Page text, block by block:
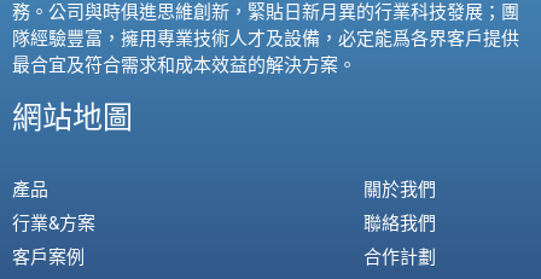
務。公司與時俱進思維創新，緊貼日新月異的行業科技發展；團
隊經驗豐富，擁用專業技術人才及設備，必定能爲各界客戶提供
最合宜及符合需求和成本效益的解決方案。
網站地圖
產品
行業&方案
客戶案例
關於我們
聯絡我們
合作計劃